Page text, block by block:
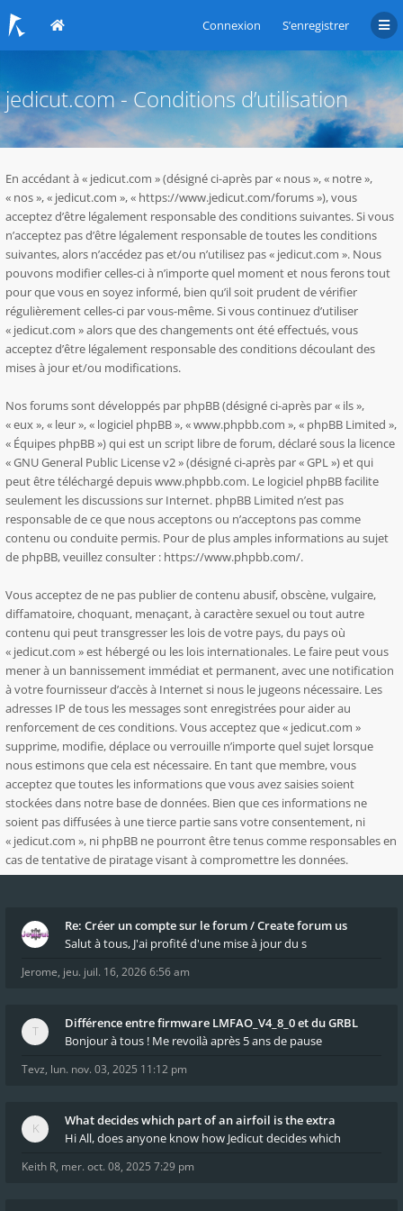
Connexion S’enregistrer
jedicut.com - Conditions d’utilisation
En accédant à « jedicut.com » (désigné ci-après par « nous », « notre »,
« nos », « jedicut.com », « https://www.jedicut.com/forums »), vous
acceptez d’être légalement responsable des conditions suivantes. Si vous
n’acceptez pas d’être légalement responsable de toutes les conditions
suivantes, alors n’accédez pas et/ou n’utilisez pas « jedicut.com ». Nous
pouvons modifier celles-ci à n’importe quel moment et nous ferons tout
pour que vous en soyez informé, bien qu’il soit prudent de vérifier
régulièrement celles-ci par vous-même. Si vous continuez d’utiliser
« jedicut.com » alors que des changements ont été effectués, vous
acceptez d’être légalement responsable des conditions découlant des
mises à jour et/ou modifications.
Nos forums sont développés par phpBB (désigné ci-après par « ils »,
« eux », « leur », « logiciel phpBB », « www.phpbb.com », « phpBB Limited »,
« Équipes phpBB ») qui est un script libre de forum, déclaré sous la licence
«GNU General Public License v2» (désigné ci-après par « GPL ») et qui
peut être téléchargé depuiswww.phpbb.com. Le logiciel phpBB facilite
seulement les discussions sur Internet. phpBB Limited n’est pas
responsable de ce que nous acceptons ou n’acceptons pas comme
contenu ou conduite permis. Pour de plus amples informations au sujet
de phpBB, veuillez consulter : https://www.phpbb.com/.
Vous acceptez de ne pas publier de contenu abusif, obscène, vulgaire,
diffamatoire, choquant, menaçant, à caractère sexuel ou tout autre
contenu qui peut transgresser les lois de votre pays, du pays où
« jedicut.com » est hébergé ou les lois internationales. Le faire peut vous
mener à un bannissement immédiat et permanent, avec une notification
à votre fournisseur d’accès à Internet si nous le jugeons nécessaire. Les
adresses IP de tous les messages sont enregistrées pour aider au
renforcement de ces conditions. Vous acceptez que « jedicut.com »
supprime, modifie, déplace ou verrouille n’importe quel sujet lorsque
nous estimons que cela est nécessaire. En tant que membre, vous
acceptez que toutes les informations que vous avez saisies soient
stockées dans notre base de données. Bien que ces informations ne
soient pas diffusées à une tierce partie sans votre consentement, ni
« jedicut.com », ni phpBB ne pourront être tenus comme responsables en
cas de tentative de piratage visant à compromettre les données.
Re: Créer un compte sur le forum / Create forum us
Salut à tous, J'ai profité d'une mise à jour du s
Jerome, jeu. juil. 16, 2026 6:56 am
Différence entre firmware LMFAO_V4_8_0 et du GRBL
Bonjour à tous ! Me revoilà après 5 ans de pause
Tevz, lun. nov. 03, 2025 11:12 pm
What decides which part of an airfoil is the extra
Hi All, does anyone know how Jedicut decides which
Keith R, mer. oct. 08, 2025 7:29 pm